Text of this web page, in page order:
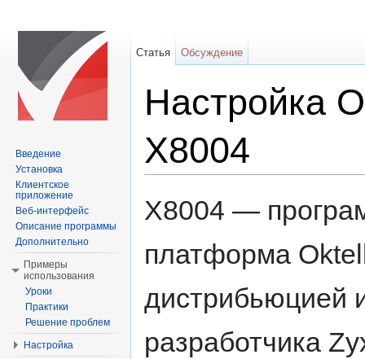
Настройка
X8004
X8004 —
платформа
дистрибьюцией
разработчика
Статья Обсуждение
Введение
Установка
Клиентское
приложение
Веб-интерфейс
Описание программы
Дополнительно
Примеры
использования
Уроки
Практики
Решение проблем
Настройка